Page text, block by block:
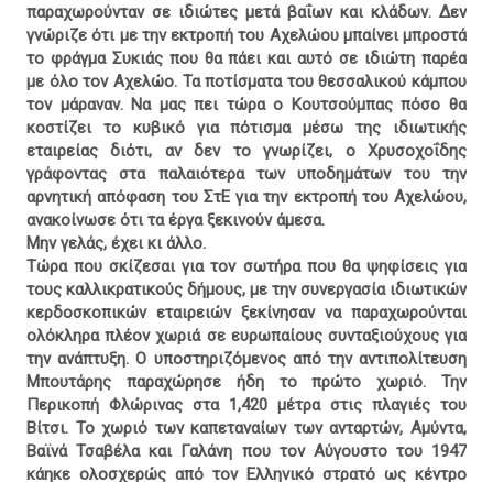
παραχωρούνταν σε ιδιώτες μετά βαΐων και κλάδων. Δεν
γνώριζε ότι με την εκτροπή του Αχελώου μπαίνει μπροστά
το φράγμα Συκιάς που θα πάει και αυτό σε ιδιώτη παρέα
με όλο τον Αχελώο. Τα ποτίσματα του θεσσαλικού κάμπου
τον μάραναν. Να μας πει τώρα ο Κουτσούμπας πόσο θα
κοστίζει το κυβικό για πότισμα μέσω της ιδιωτικής
εταιρείας διότι, αν δεν το γνωρίζει, ο Χρυσοχοΐδης
γράφοντας στα παλαιότερα των υποδημάτων του την
αρνητική απόφαση του ΣτΕ γιατην εκτροπή του Αχελώου,
ανακοίνωσε ότι τα έργα ξεκινούν άμεσα.
Μην γελάς, έχει κι άλλο.
Τώρα που σκίζεσαι για τον σωτήρα που θα ψηφίσεις για
τους καλλικρατικούς δήμους, με την συνεργασία ιδιωτικών
κερδοσκοπικών εταιρειών ξεκίνησαν να παραχωρούνται
ολόκληρα πλέον χωριά σε ευρωπαίους συνταξιούχους για
την ανάπτυξη. Ο υποστηριζόμενος από την αντιπολίτευση
Μπουτάρης παραχώρησε ήδη το πρώτο χωριό. Την
Περικοπή Φλώρινας στα 1,420 μέτρα στις πλαγιές του
Βίτσι. Το χωριό των καπεταναίων των ανταρτών, Αμύντα,
Βαϊνά Τσαβέλα και Γαλάνη που τον Αύγουστο του 1947
κάηκε ολοσχερώς από τον Ελληνικό στρατό ως κέντρο